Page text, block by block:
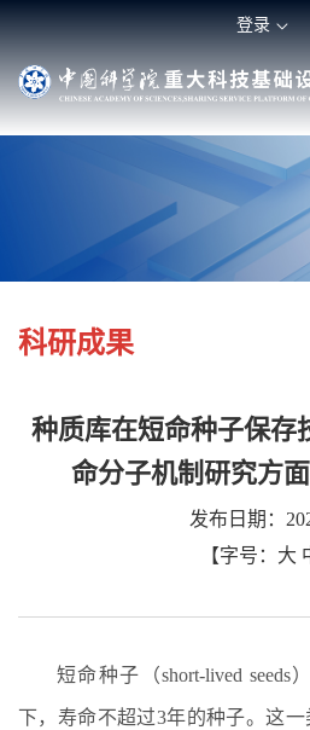
登录
科研成果
种质库在短命种子保存
命分子机制研究方
发布日期：
【字号： 大
短命种子 （short-lived seeds）
下，寿命不超过3年的种子。这